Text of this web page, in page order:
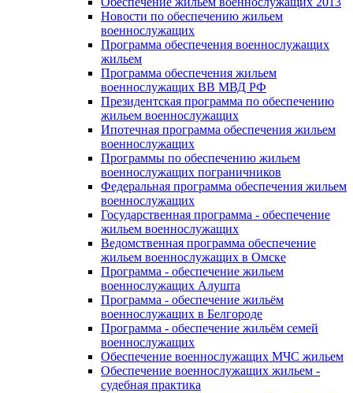
Новости по обеспечению жильем
военнослужащих
Программа обеспечения военнослужащих
жильем
Программа обеспечения жильем
военнослужащих ВВ МВД РФ
Президентская программа по обеспечению
жильем военнослужащих
Ипотечная программа обеспечения жильем
военнослужащих
Программы по обеспечению жильем
военнослужащих пограничников
Федеральная программа обеспечения жильем
военнослужащих
Государственная программа - обеспечение
жильем военнослужащих
Ведомственная программа обеспечение
жильем военнослужащих в Омске
Программа - обеспечение жильем
военнослужащих Алушта
Программа - обеспечение жильём
военнослужащих в Белгороде
Программа - обеспечение жильём семей
военнослужащих
Обеспечение военнослужащих МЧС жильем
Обеспечение военнослужащих жильем -
судебная практика